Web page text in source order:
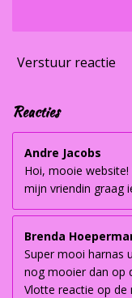
Verstuur reactie
Reacties
Andre Jacobs
Hoi, mooie
mijn vriendin graag
Brenda
Super mooi harnas
nog mooier dan op
Vlotte reactie op de